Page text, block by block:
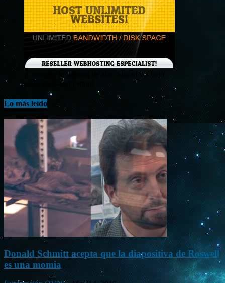
¡Consigue tu hosting de alta calidad y a bajo
costo en Banahosting!
Lo más leído
Donald Schmitt acepta que la diapositiva de Roswell
es una momia